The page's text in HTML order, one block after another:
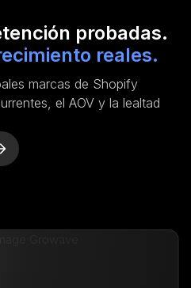
probadas.
reales.
marcas de Shopify
el AOV y la lealtad